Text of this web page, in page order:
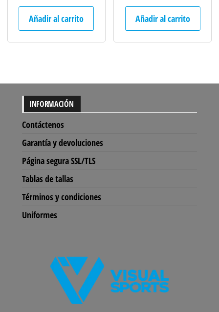
Añadir al carrito Añadir al carrito
INFORMACIÓN
Contáctenos
Garantía y devoluciones
Página segura SSL/TLS
Tablas de tallas
Términos y condiciones
Uniformes